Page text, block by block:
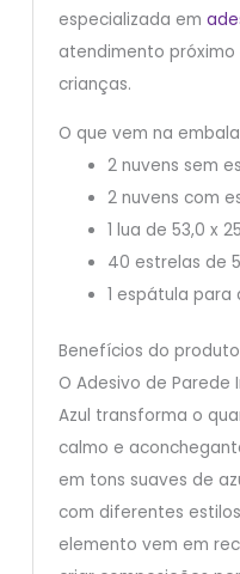
especializada em
atendimento
crianças.
O que vem na
2 nuvens sem
2 nuvens com
1 lua de 53,0 x
40 estrelas de
1 espátula para
Benefícios do produto
O Adesivo de Parede
Azul transforma o
calmo e
em tons suaves de
com diferentes
elemento vem em